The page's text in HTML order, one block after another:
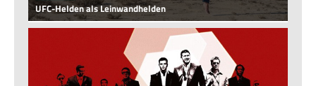
UFC-Helden als Leinwandhelden